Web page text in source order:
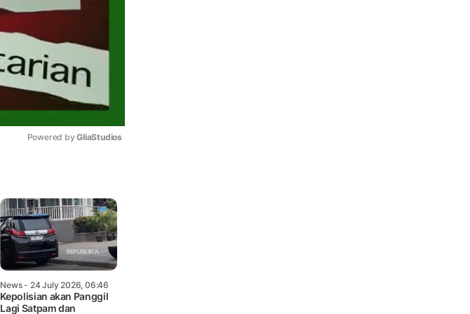
Powered by GliaStudios
News- 24 July 2026, 06:46
Kepolisian akan Panggil
Lagi Satpam dan